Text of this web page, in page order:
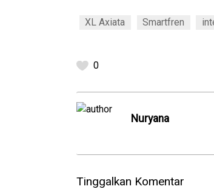
XL Axiata Smartfren
0
Nuryana
Tinggalkan Komentar